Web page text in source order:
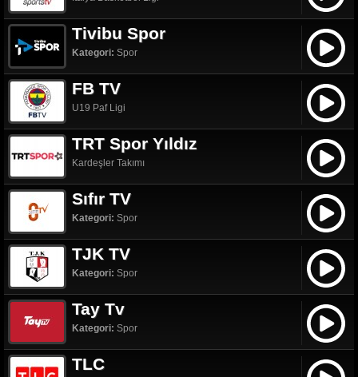
Tivibu Spor
Kategori: Spor
FB TV
U19 Paf Ligi
TRT Spor Yıldız
Kardeşler Takımı
Sıfır TV
Kategori: Spor
TJK TV
Kategori: Spor
Tay Tv
Kategori: Spor
TLC